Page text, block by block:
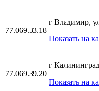
77.069.33.18
г Владимир,
Показать на
77.069.39.20
г
Показать на